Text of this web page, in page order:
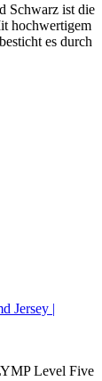
Schwarz ist die
hochwertigem
es durch
Jersey |
Level Five